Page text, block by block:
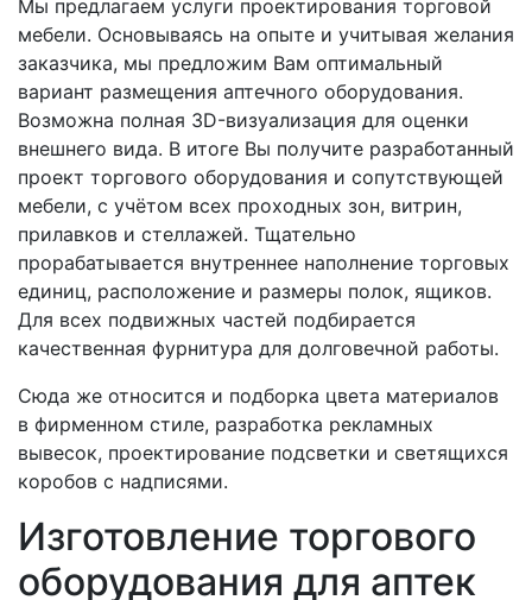
Мы предлагаем услуги проектирования торговой
мебели. Основываясь на опыте и учитывая желания
заказчика, мы предложим Вам оптимальный
вариант размещения аптечного оборудования.
Возможна полная 3D-визуализация для оценки
внешнего вида. В итоге Вы получите разработанный
проект торгового оборудования и сопутствующей
мебели, с учётом всех проходных зон, витрин,
прилавков и стеллажей. Тщательно
прорабатывается внутреннее наполнение торговых
единиц, расположение и размеры полок, ящиков.
Для всех подвижных частей подбирается
качественная фурнитура для долговечной работы.
Сюда же относится и подборка цвета материалов
в фирменном стиле, разработка рекламных
вывесок, проектирование подсветки и светящихся
коробов с надписями.
Изготовление торгового
оборудования для аптек